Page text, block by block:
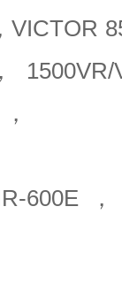
600E